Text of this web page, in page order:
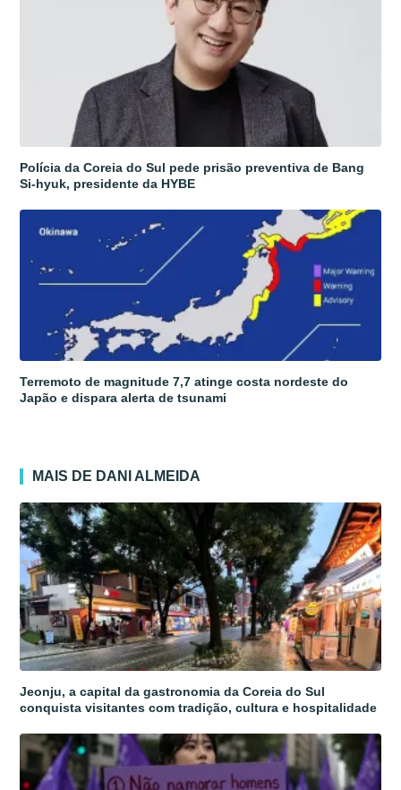
Polícia da Coreia do Sul pede prisão preventiva de Bang
Si-hyuk, presidente da HYBE
Terremoto de magnitude 7,7 atinge costa nordeste do
Japão e dispara alerta de tsunami
MAIS DE DANI ALMEIDA
Jeonju, a capital da gastronomia da Coreia do Sul
conquista visitantes com tradição, cultura e hospitalidade